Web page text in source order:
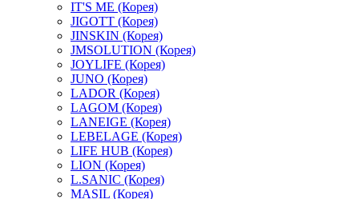
IT'S ME (Корея)
JIGOTT (Корея)
JINSKIN (Корея)
JMSOLUTION (Корея)
JOYLIFE (Корея)
JUNO (Корея)
LADOR (Корея)
LAGOM (Корея)
LANEIGE (Корея)
LEBELAGE (Корея)
LIFE HUB (Корея)
LION (Корея)
L.SANIC (Корея)
MASIL (Корея)